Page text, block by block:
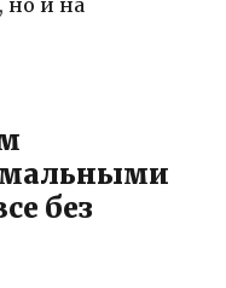
но и на
без